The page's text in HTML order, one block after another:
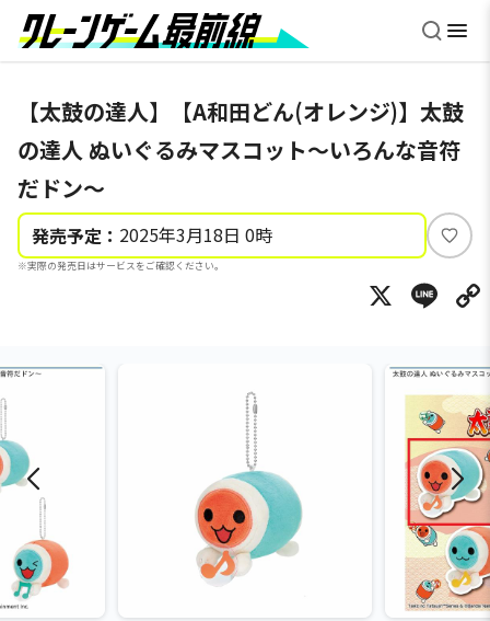
【太鼓の達人】【A和田どん(オレンジ)】太鼓
の達人 ぬいぐるみマスコット～いろんな音符
だドン～
発売予定： 2025年3月18日 0時
※実際の発売日はサービスをご確認ください。
い
ね
X